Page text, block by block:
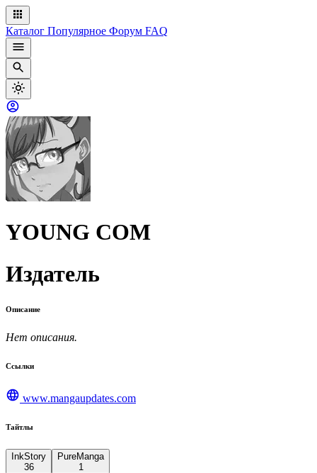
Каталог Популярное Форум FAQ
YOUNG COM
Издатель
Описание
Нет описания.
Ссылки
www.mangaupdates.com
Тайтлы
InkStory
36
PureManga
1